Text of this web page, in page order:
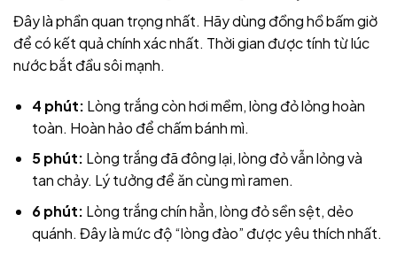
Đây là phần quan trọng nhất. Hãy dùng đồng hồ bấm giờ
để có kết quả chính xác nhất. Thời gian được tính từ lúc
nước bắt đầu sôi mạnh.
4 phút: Lòng trắng còn hơi mềm, lòng đỏ lỏng hoàn
toàn. Hoàn hảo để chấm bánh mì.
5 phút: Lòng trắng đã đông lại, lòng đỏ vẫn lỏng và
tan chảy. Lý tưởng để ăn cùng mì ramen.
6 phút: Lòng trắng chín hẳn, lòng đỏ sền sệt, dẻo
quánh. Đây là mức độ “lòng đào” được yêu thích nhất.